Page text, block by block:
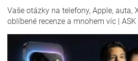
Vaše otázky na telefony, Apple, auta,
oblíbené recenze a mnohem víc | ASK